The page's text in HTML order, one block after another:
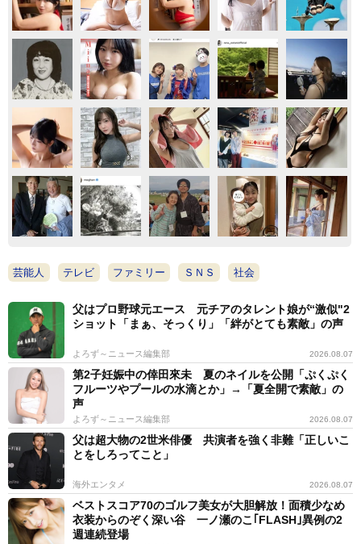
芸能人 テレビ ファミリー ＳＮＳ 社会
父はプロ野球元エース 元チアのタレント娘が“激似"2
ショット「まぁ、そっくり」「絆がとても素敵」の声
よろず～ニュース編集部 2026.08.07
第2子妊娠中の倖田來未 夏のネイルを公開「ぷくぷく
フルーツやプールの水滴とか」→「夏全開で素敵」の
声
よろず～ニュース編集部 2026.08.07
父は超大物の2世米俳優 共演者を強く非難「正しいこ
とをしろってこと」
海外エンタメ 2026.08.07
ベストスコア70のゴルフ美女が大胆解放！面積少なめ
衣装からのぞく深い谷 一ノ瀬のこ｢FLASH｣異例の2
週連続登場